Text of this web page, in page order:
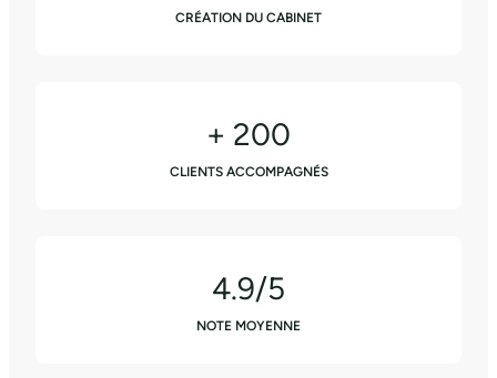
CRÉATION DU CABINET
+ 200
CLIENTS ACCOMPAGNÉS
4.9/5
NOTE MOYENNE